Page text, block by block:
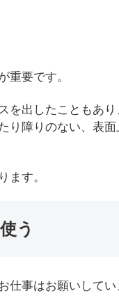
重要です。
出したこともあり
り障りのない、表
ます。
う
仕事はお願いして